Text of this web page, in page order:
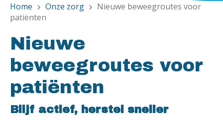
Home chevron_right Onze zorg chevron_right
Nieuwe beweegroutes voor
patiënten
Nieuwe
beweegroutes voor
patiënten
Blijf actief, herstel sneller